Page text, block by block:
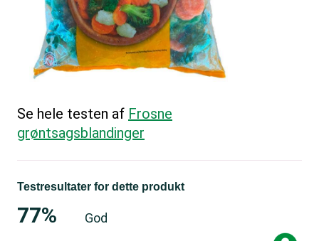
Se hele testen af Frosne
grøntsagsblandinger
Testresultater for dette produkt
77% God